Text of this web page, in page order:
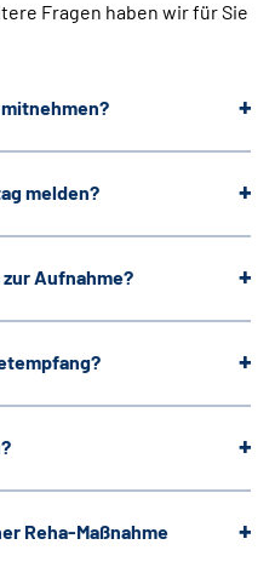
Fragen haben wir für Sie
melden?
Aufnahme?
Reha-Maßnahme